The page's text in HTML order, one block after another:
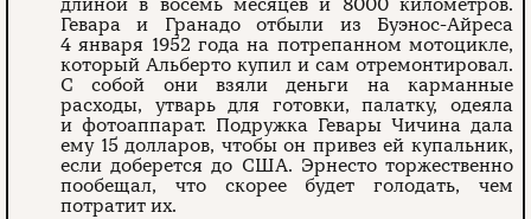
Гевара и Гранадо отбыли из Буэнос-Айреса
4 января 1952 года на потрепанном мотоцикле,
который Альберто купил и сам отремонтировал.
С собой они взяли деньги на карманные
расходы, утварь для готовки, палатку, одеяла
и фотоаппарат. Подружка Гевары Чичина дала
ему 15 долларов, чтобы он привез ей купальник,
если доберется до США. Эрнесто торжественно
пообещал, что скорее будет голодать, чем
потратит их.